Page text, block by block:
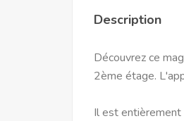
Description
Découvrez ce
2ème étage.
Il est